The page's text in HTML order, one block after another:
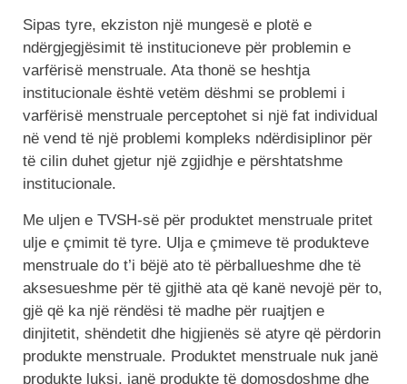
Sipas tyre, ekziston një mungesë e plotë e
ndërgjegjësimit të institucioneve për problemin e
varfërisë menstruale. Ata thonë se heshtja
institucionale është vetëm dëshmi se problemi i
varfërisë menstruale perceptohet si një fat individual
në vend të një problemi kompleks ndërdisiplinor për
të cilin duhet gjetur një zgjidhje e përshtatshme
institucionale.
Me uljen e TVSH-së për produktet menstruale pritet
ulje e çmimit të tyre. Ulja e çmimeve të produkteve
menstruale do t’i bëjë ato të përballueshme dhe të
aksesueshme për të gjithë ata që kanë nevojë për to,
gjë që ka një rëndësi të madhe për ruajtjen e
dinjitetit, shëndetit dhe higjienës së atyre që përdorin
produkte menstruale. Produktet menstruale nuk janë
produkte luksi, janë produkte të domosdoshme dhe